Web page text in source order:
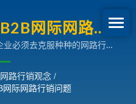
网际网路行
路行销观念
必须去克服种种的网路行销
式您的最佳选择。
路行销观念 /
网际网路行销问题